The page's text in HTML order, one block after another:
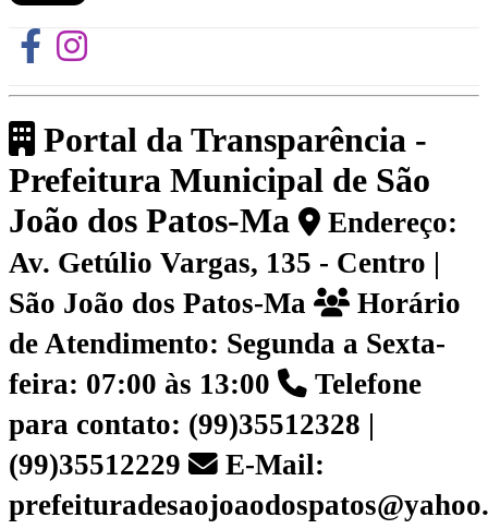
Portal da Transparência -
Prefeitura Municipal de São
João dos Patos-Ma
Endereço:
Av. Getúlio Vargas, 135 - Centro |
São João dos Patos-Ma
Horário
de Atendimento: Segunda a Sexta-
feira: 07:00 às 13:00
Telefone
para contato: (99)35512328 |
(99)35512229
E-Mail: